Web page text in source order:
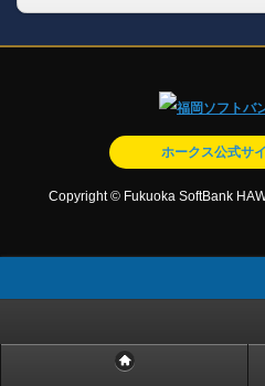
ホークス公式サ
Copyright © Fukuoka SoftBank